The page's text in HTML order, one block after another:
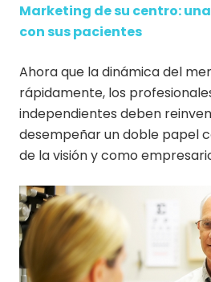
Marketing de su centro:
con sus pacientes
Ahora que la dinámica del
rápidamente, los
independientes deben
desempeñar un doble papel
de la visión y como